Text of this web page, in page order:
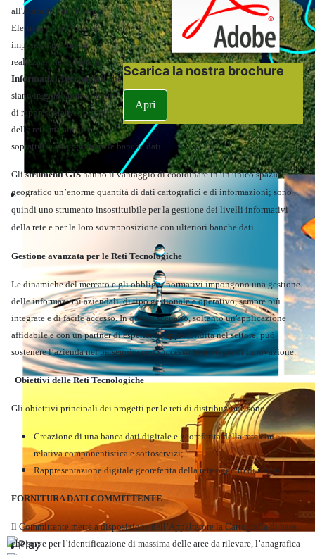
Territorio
Ambiente
Scarica la nostra brochure
Apri
all'Autorità per l'Energia
Elettrica e per il Gas, si
impone al gestore la
realizzazione diSistemi
Informativi Territorialiche
siano in grado non soltanto
di rappresentare l'ubicazione
delle reti, ma anche e
soprattutto di aggiornare le banche dati.
Glistrumenti GIShanno il vantaggio di coordinare in un unico spazio
geografico un’enorme quantità di dati cartografici e di informazioni; sono
quindi uno strumento insostituibile per la gestione dei livelli informativi
della rete e per la loro sovrapposizione con ulteriori banche dati.
Gestione avanzata per le Reti Tecnologiche
Le dinamiche del mercato e gli obblighi normativi impongono una gestione
delle informazioni aziendali, di tipo gestionale e operativo, sempre più
integrate e di facile accesso. In questo scenario, soltanto un'applicazione
affidabile e con un partner di esperienza approfondita nel settore, può
sostenere l’azienda nel perseguire con successo le strategie di innovazione.
Obiettivi delle Reti Tecnologiche
Gli obiettivi principali dei progetti per le reti di distribuzione sono:
Creazione di una banca dati digitale e georeferita della rete con
relativa componentistica e sottoservizi;
Rappresentazione digitale georeferita della rete oggetto di rilievo.
FORNITURA DATI COMMITTENTE
Il Committente mette a disposizione dell’Appaltatore la Cartografia di base,
che serve per l’identificazione di massima delle aree da rilevare, l’anagrafica